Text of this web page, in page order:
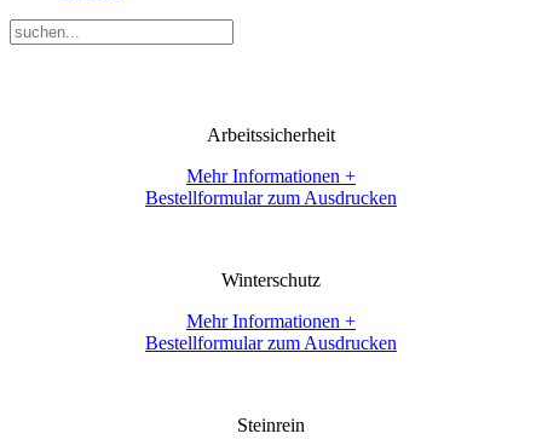
Arbeitssicherheit
Mehr Informationen +
Bestellformular zum Ausdrucken
Winterschutz
Mehr Informationen +
Bestellformular zum Ausdrucken
Steinrein